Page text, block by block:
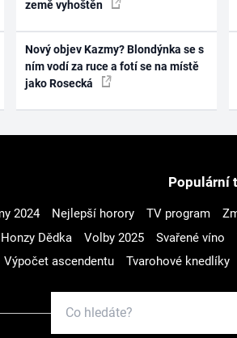
země vyhoštěn
Nový objev Kazmy? Blondýnka se s
ním vodí za ruce a fotí se na místě
jako Rosecká
Populární
2024 Nejlepší horory TV program
Dědka Volby 2025 Svařené víno
Výpočet ascendentu
Tvarohové knedlíky